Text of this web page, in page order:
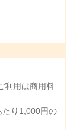
利用は商用料
たり1,000円の